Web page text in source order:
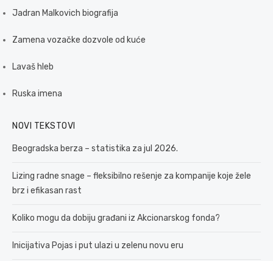
Jadran Malkovich biografija
Zamena vozačke dozvole od kuće
Lavaš hleb
Ruska imena
NOVI TEKSTOVI
Beogradska berza – statistika za jul 2026.
Lizing radne snage – fleksibilno rešenje za kompanije koje žele
brz i efikasan rast
Koliko mogu da dobiju građani iz Akcionarskog fonda?
Inicijativa Pojas i put ulazi u zelenu novu eru